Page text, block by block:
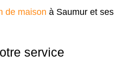
de maison à Saumur et ses
service